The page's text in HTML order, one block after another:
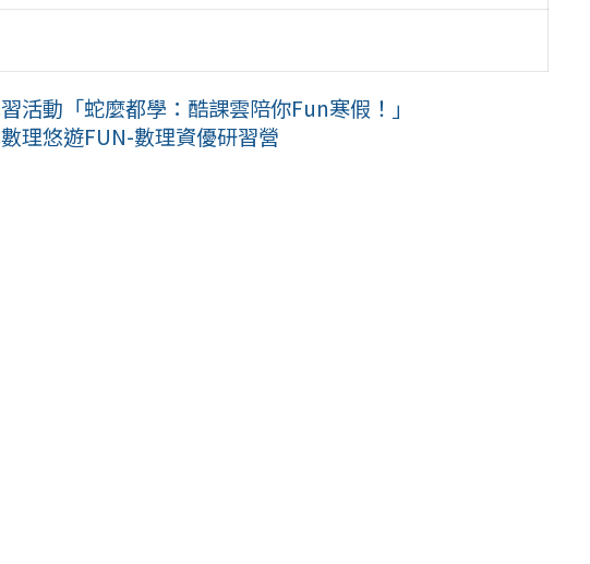
活動「蛇麼都學：酷課雲陪你Fun寒假！」
理悠遊FUN-數理資優研習營